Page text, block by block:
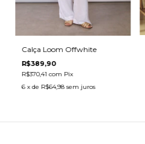
Calça Loom Offwhite
R$389,90
R$370,41com Pix
6 x de R$64,98 sem juros